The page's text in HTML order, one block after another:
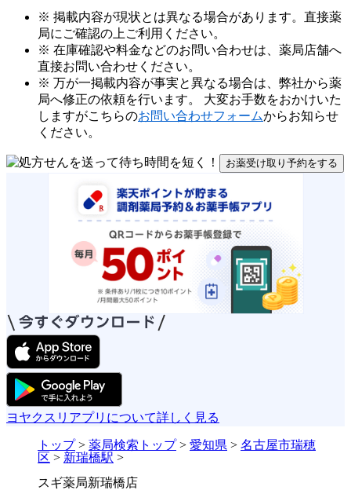
※ 掲載内容が現状とは異なる場合があります。直接薬
局にご確認の上ご利用ください。
※ 在庫確認や料金などのお問い合わせは、薬局店舗へ
直接お問い合わせください。
※ 万が一掲載内容が事実と異なる場合は、弊社から薬
局へ修正の依頼を行います。 大変お手数をおかけいた
しますがこちらのお問い合わせフォームからお知らせ
ください。
お薬受け取り予約をする
ヨヤクスリアプリについて詳しく見る
トップ> 薬局検索トップ> 愛知県 > 名古屋市瑞穂
区 > 新瑞橋駅 >
スギ薬局新瑞橋店